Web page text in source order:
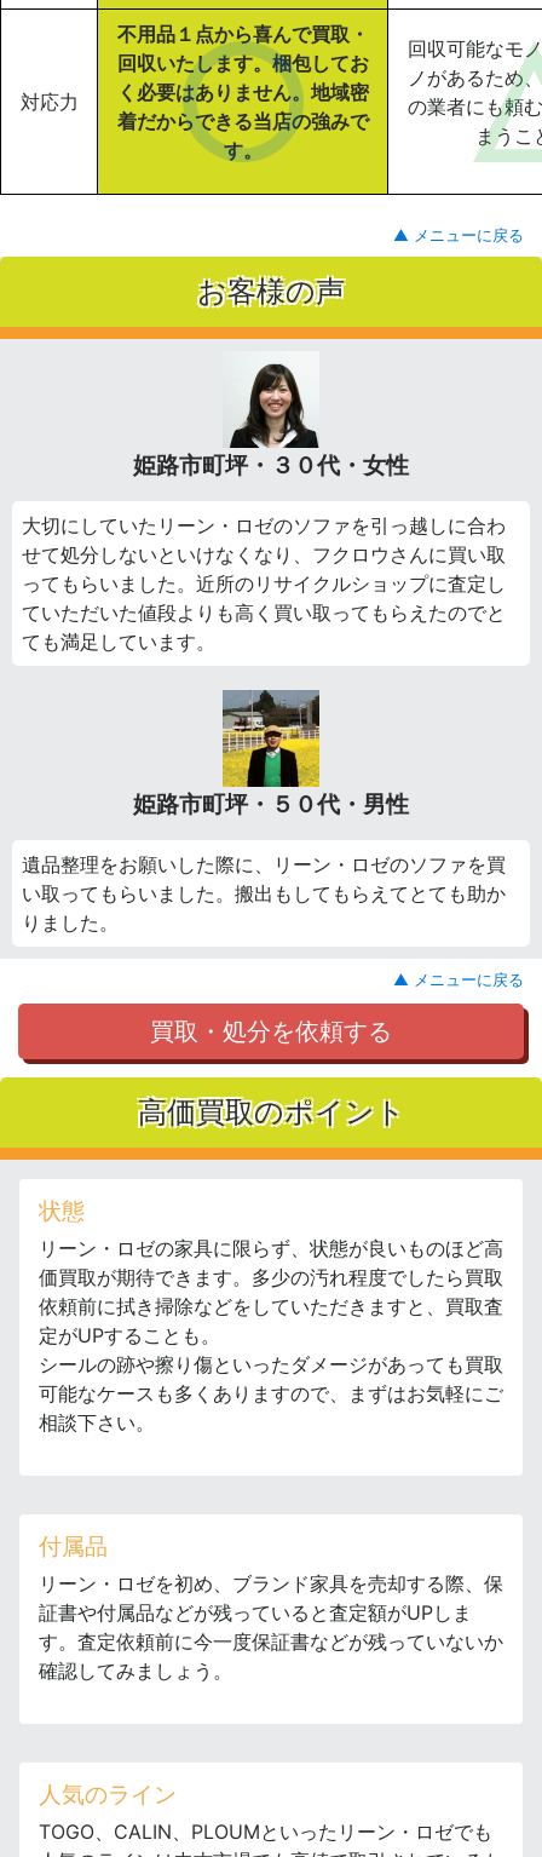
対応力
不用品１点から喜んで買取・
回収いたします。梱包してお
く必要はありません。地域密
着だからできる当店の強みで
す。
回収可能なモ
ノがあるため
の業者にも頼
まうこ
▲ メニューに戻る
お客様の声
姫路市町坪・３０代・女性
大切にしていたリーン・ロゼのソファを引っ越しに合わ
せて処分しないといけなくなり、フクロウさんに買い取
ってもらいました。近所のリサイクルショップに査定し
ていただいた値段よりも高く買い取ってもらえたのでと
ても満足しています。
姫路市町坪・５０代・男性
遺品整理をお願いした際に、リーン・ロゼのソファを買
い取ってもらいました。搬出もしてもらえてとても助か
りました。
▲ メニューに戻る
買取・処分を依頼する
高価買取のポイント
状態
リーン・ロゼの家具に限らず、状態が良いものほど高
価買取が期待できます。多少の汚れ程度でしたら買取
依頼前に拭き掃除などをしていただきますと、買取査
定がUPすることも。
シールの跡や擦り傷といったダメージがあっても買取
可能なケースも多くありますので、まずはお気軽にご
相談下さい。
付属品
リーン・ロゼを初め、ブランド家具を売却する際、保
証書や付属品などが残っていると査定額がUPしま
す。査定依頼前に今一度保証書などが残っていないか
確認してみましょう。
人気のライン
TOGO、CALIN、PLOUMといったリーン・ロゼでも